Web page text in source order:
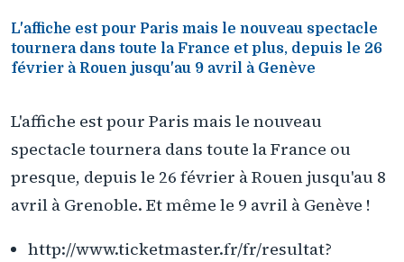
L'affiche est pour Paris mais le nouveau spectacle
tournera dans toute la France et plus, depuis le 26
février à Rouen jusqu'au 9 avril à Genève
L'affiche est pour Paris mais le nouveau
spectacle tournera dans toute la France ou
presque, depuis le 26 février à Rouen jusqu'au 8
avril à Grenoble. Et même le 9 avril à Genève !
http://www.ticketmaster.fr/fr/resultat?